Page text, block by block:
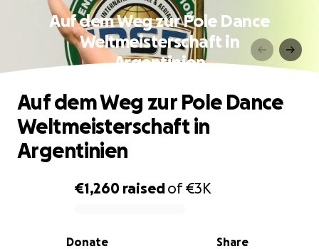
Auf dem Weg zur Pole Dance
Weltmeisterschaft in
Argentinien
0% complete
€1,260 raisedof€3K
Share
Donate
Auf dem Weg zur Pole Dance
Weltmeisterschaft in
Argentinien